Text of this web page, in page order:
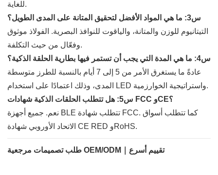
للغاية.
س3: ما هي المواد الأفضل لتحقيق المتانة على المدى الطويل؟
التيتانيوم للوزن والمتانة، والياقوت للنوافذ البصرية. الفولاذ موثوق
وفعّال من حيث التكلفة.
س4: ما هي المدة التي يجب أن تستمر فيها بطارية الحلقة الذكية؟
عادةً ما يستغرق الأمر من 5 إلى 7 أيام بالنسبة للطرز متوسطة
المدى، وذلك اعتمادًا على استخدام LED واستراتيجية الخوارزمية.
س5: هل تتطلب الحلقات الذكية شهادات FCC وCE؟
نعم. جميع أجهزة BLE تتطلب شهادة FCC. كما تتطلب أسواق
الاتحاد الأوروبي شهادة CE RED وRoHS.
طلب تصميمات مرجعية OEM/ODM｜تقييم أسرع